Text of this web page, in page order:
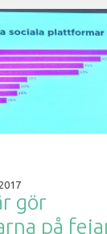
gör
på